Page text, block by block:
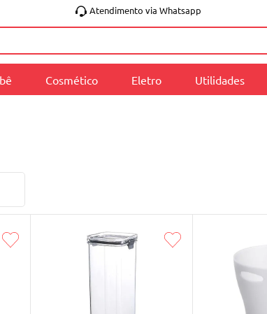
Atendimento via Whatsapp
Cosmético Eletro Utilidades